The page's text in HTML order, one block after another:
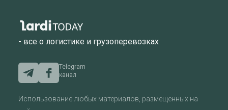
- все о логистике и грузоперевозках
Telegram
канал
Использование любых материалов, размещенных на